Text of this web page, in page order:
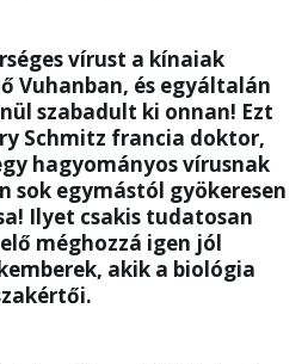
vírust a kínaiak
Vuhanban, és egyáltalán
szabadult ki onnan! Ezt
Schmitz francia doktor,
hagyományos vírusnak
sok egymástól gyökeresen
Ilyet csakis tudatosan
méghozzá igen jól
akik a biológia